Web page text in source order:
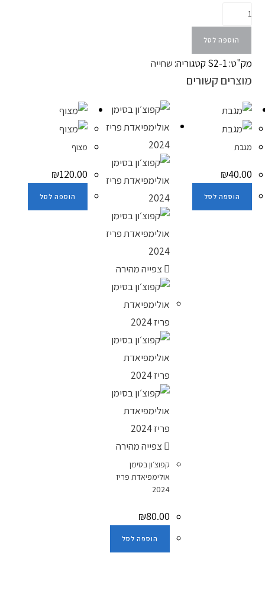
הוספה לסל
מק"ט:S2-1 קטגוריה:שחייה
מוצרים קשורים
מצוף
₪120.00
הוספה לסל
צפייה מהירה
צפייה מהירה
קפוצ׳ון בסימן
אולימפיאדת פריז
2024
₪80.00
הוספה לסל
מגבת
₪40.00
הוספה לסל